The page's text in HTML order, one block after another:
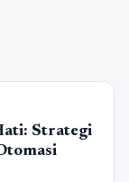
Strategi